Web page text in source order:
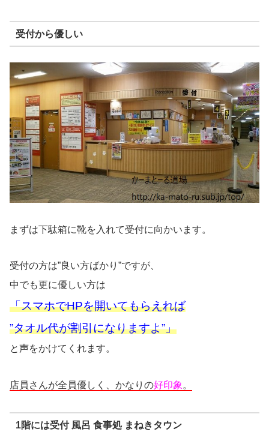
受付から優しい
まずは下駄箱に靴を入れて受付に向かいます。
受付の方は”良い方ばかり”ですが、
中でも更に優しい方は
「スマホでHPを開いてもらえれば
”タオル代が割引になりますよ”」
と声をかけてくれます。
店員さんが全員優しく、かなりの好印象 。
1階には受付 風呂 食事処 まねきタウン